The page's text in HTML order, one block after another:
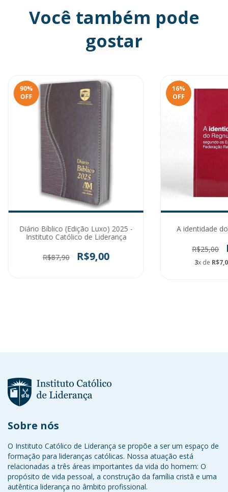
Você também pode
gostar
90%
OFF
Diário Bíblico (Edição Luxo) 2025 -
Instituto Católico de Liderança
R$87,90 R$9,00
16%
OFF
A identidade
R$25,00
3x de
Sobre nós
O Instituto Católico de Liderança se propõe a ser um espaço de
formação para lideranças católicas. Nossa atuação está
relacionadas a três áreas importantes da vida do homem: O
propósito de vida pessoal, a construção da família cristã e uma
autêntica liderança no âmbito profissional.